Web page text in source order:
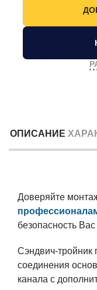
ОПИСАНИЕ
Доверяйте
безопасность
Сэндвич-тройник
соединения
канала с